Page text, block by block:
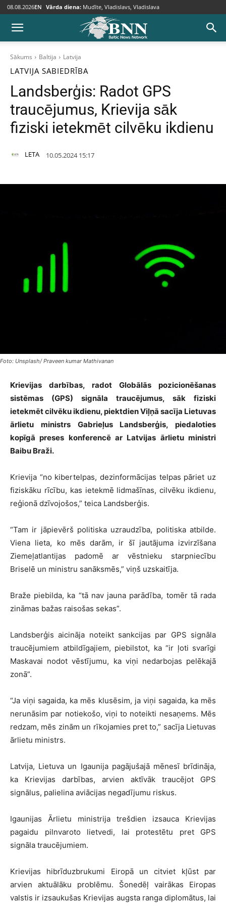
08.08.2026EN Vārda diena: Mudīte, Vladislavs, Vladislava
Sākums Baltija Latvija
LATVIJA SABIEDRĪBA
Landsberģis: Radot GPS
traucējumus, Krievija sāk
fiziski ietekmēt cilvēku ikdienu
LETA 10.05.2024 15:17
Foto: Unsplash/ Praveen kumar Mathivanan
Krievijas darbības, radot Globālās pozicionēšanas
sistēmas (GPS) signāla traucējumus, sāk fiziski
ietekmēt cilvēku ikdienu, piektdien Viļņā sacīja Lietuvas
ārlietu ministrs Gabrieļus Landsberģis, piedaloties
kopīgā preses konferencē ar Latvijas ārlietu ministri
Baibu Braži.
Krievija “no kibertelpas, dezinformācijas telpas pāriet uz
fiziskāku rīcību, kas ietekmē lidmašīnas, cilvēku ikdienu,
reģionā dzīvojošos,” teica Landsberģis.
“Tam ir jāpievērš politiska uzraudzība, politiska atbilde.
Viena lieta, ko mēs darām, ir šī jautājuma izvirzīšana
Ziemeļatlantijas padomē ar vēstnieku starpniecību
Briselē un ministru sanāksmēs,” viņš uzskaitīja.
Braže piebilda, ka “tā nav jauna parādība, tomēr tā rada
zināmas bažas raisošas sekas”.
Landsberģis aicināja noteikt sankcijas par GPS signāla
traucējumiem atbildīgajiem, piebilstot, ka “ir ļoti svarīgi
Maskavai nodot vēstījumu, ka viņi nedarbojas pelēkajā
zonā”.
“Ja viņi sagaida, ka mēs klusēsim, ja viņi sagaida, ka mēs
nerunāsim par notiekošo, viņi to noteikti nesaņems. Mēs
redzam, mēs zinām un rīkojamies pret to,” sacīja Lietuvas
ārlietu ministrs.
Latvija, Lietuva un Igaunija pagājušajā mēnesī brīdināja,
ka Krievijas darbības, arvien aktīvāk traucējot GPS
signālus, palielina aviācijas negadījumu riskus.
Igaunijas Ārlietu ministrija trešdien izsauca Krievijas
pagaidu pilnvaroto lietvedi, lai protestētu pret GPS
signāla traucējumiem.
Krievijas hibrīduzbrukumi Eiropā un citviet kļūst par
arvien aktuālāku problēmu. Šonedēļ vairākas Eiropas
valstis ir izsaukušas Krievijas augsta ranga diplomātus, lai